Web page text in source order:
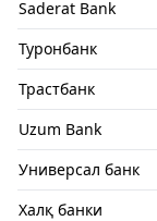
Saderat Bank
Туронбанк
Трастбанк
Uzum Bank
Универсал банк
Халқ банки